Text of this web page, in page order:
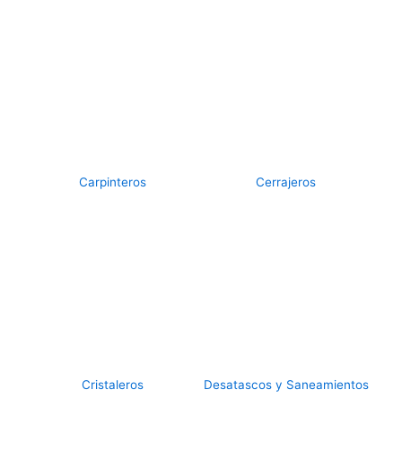
Carpinteros Cerrajeros
Cristaleros Desatascos y Saneamientos